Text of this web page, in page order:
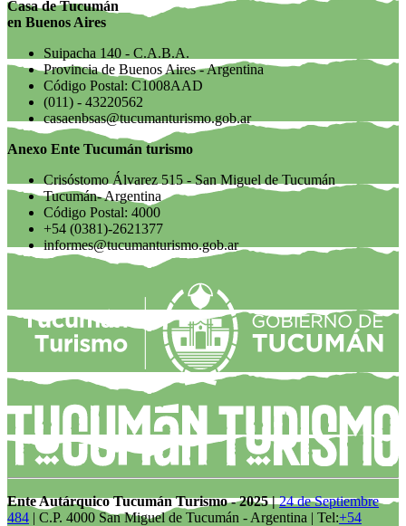
Casa de Tucumán
en Buenos Aires
Suipacha 140 - C.A.B.A.
Provincia de Buenos Aires - Argentina
Código Postal: C1008AAD
(011) - 43220562
casaenbsas@tucumanturismo.gob.ar
Anexo Ente Tucumán turismo
Crisóstomo Álvarez 515 - San Miguel de Tucumán
Tucumán- Argentina
Código Postal: 4000
+54 (0381)-2621377
informes@tucumanturismo.gob.ar
Ente Autárquico Tucumán Turismo - 2025 |24 de Septiembre
484 | C.P. 4000 San Miguel de Tucumán - Argentina | Tel:+54